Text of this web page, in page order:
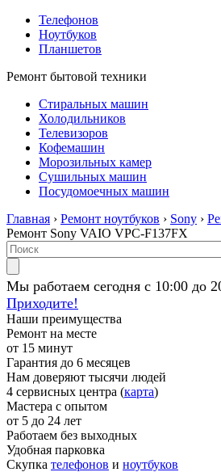
Телефонов
Ноутбуков
Планшетов
Ремонт бытовой техники
Стиральных машин
Холодильников
Телевизоров
Кофемашин
Морозильных камер
Сушильных машин
Посудомоечных машин
Главная › Ремонт ноутбуков › Sony ›
Ремонт Sony VAIO VPC-F137FX
Мы работаем сегодня с 10:00 до
Приходите!
Наши преимущества
Ремонт на месте
от 15 минут
Гарантия до 6 месяцев
Нам доверяют тысячи людей
4 сервисных центра (карта)
Мастера с опытом
от 5 до 24 лет
Работаем без выходных
Удобная парковка
Скупка телефонов и ноутбуков